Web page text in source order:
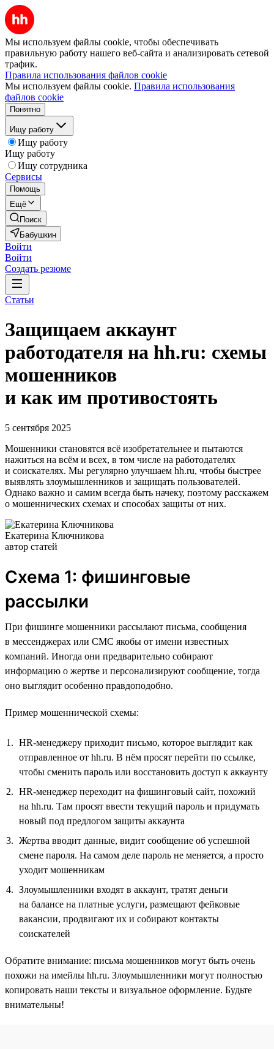
Мы используем файлы cookie, чтобы обеспечивать
правильную работу нашего веб-сайта и анализировать сетевой
трафик.
Правила использования файлов cookie
Мы используем файлы cookie. Правила использования
файлов cookie
Понятно
Ищу работу
Ищу работу
Ищу работу
Ищу сотрудника
Сервисы
Помощь
Ещё
Поиск
Бабушкин
Войти
Войти
Создать резюме
Статьи
Защищаем аккаунт
работодателя на hh.ru: схемы
мошенников
и как им противостоять
5 сентября 2025
Мошенники становятся всё изобретательнее и пытаются
нажиться на всём и всех, в том числе на работодателях
и соискателях. Мы регулярно улучшаем hh.ru, чтобы быстрее
выявлять злоумышленников и защищать пользователей.
Однако важно и самим всегда быть начеку, поэтому расскажем
о мошеннических схемах и способах защиты от них.
Екатерина Ключникова
автор статей
Схема 1: фишинговые
рассылки
При фишинге мошенники рассылают письма, сообщения
в мессенджерах или СМС якобы от имени известных
компаний. Иногда они предварительно собирают
информацию о жертве и персонализируют сообщение, тогда
оно выглядит особенно правдоподобно.
Пример мошеннической схемы:
HR-менеджеру приходит письмо, которое выглядит как
отправленное от hh.ru. В нём просят перейти по ссылке,
чтобы сменить пароль или восстановить доступ к аккаунту
HR-менеджер переходит на фишинговый сайт, похожий
на hh.ru. Там просят ввести текущий пароль и придумать
новый под предлогом защиты аккаунта
Жертва вводит данные, видит сообщение об успешной
смене пароля. На самом деле пароль не меняется, а просто
уходит мошенникам
Злоумышленники входят в аккаунт, тратят деньги
на балансе на платные услуги, размещают фейковые
вакансии, продвигают их и собирают контакты
соискателей
Обратите внимание: письма мошенников могут быть очень
похожи на имейлы hh.ru. Злоумышленники могут полностью
копировать наши тексты и визуальное оформление. Будьте
внимательны!